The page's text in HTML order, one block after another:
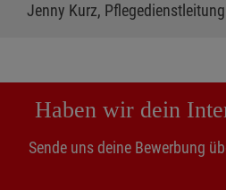
Jenny Kurz,
Haben wir dein
Sende uns deine Bewerbung